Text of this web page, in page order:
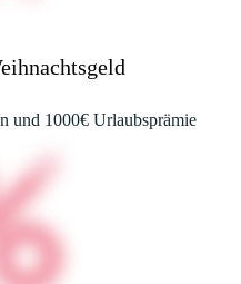
und 1000€ Urlaubsprämie